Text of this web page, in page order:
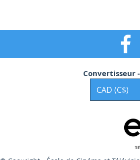
Convertisseur
CAD (C$)